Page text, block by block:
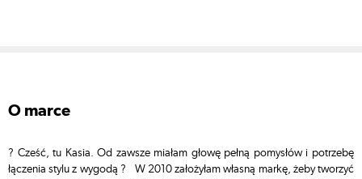
o marce
? Cześć, tu Kasia. Od zawsze miałam głowę pełną pomysłów i potrzebę
łączenia stylu z wygodą ? W 2010 założyłam własną markę, żeby tworzyć